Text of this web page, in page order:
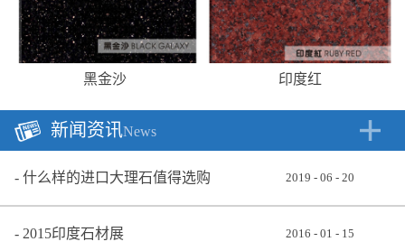
黑金沙 印度红
新闻资讯News
什么样的进口大理石值得选购 2019 - 06 - 20
2015印度石材展 2016 - 01 - 15